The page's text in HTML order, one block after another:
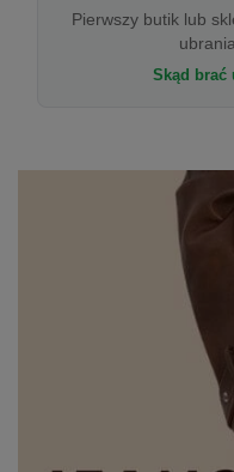
Pierwszy butik lub
Skąd